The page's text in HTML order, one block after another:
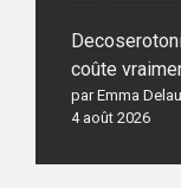
coûte
par Emma
4 août 2026